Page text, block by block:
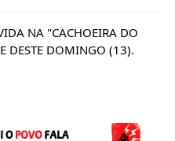
NA "CACHOEIRA DO
DESTE DOMINGO (13).